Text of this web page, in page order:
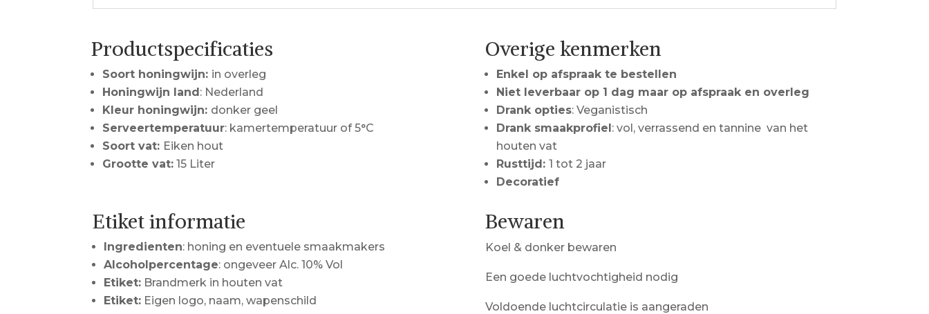
Productspecificaties
Soort honingwijn: in overleg
Honingwijn land: Nederland
Kleur honingwijn: donker geel
Serveertemperatuur: kamertemperatuur of 5°C
Soort vat: Eiken hout
Grootte vat: 15 Liter
Overige kenmerken
Enkel op afspraak te bestellen
Niet leverbaar op 1 dag maar op afspraak en overleg
Drank opties: Veganistisch
Drank smaakprofiel: vol, verrassend en tannine van het
houten vat
Rusttijd: 1 tot 2 jaar
Decoratief
Etiket informatie
Ingredienten: honing en eventuele smaakmakers
Alcoholpercentage: ongeveer Alc. 10% Vol
Etiket: Brandmerk in houten vat
Etiket: Eigen logo, naam, wapenschild
Bewaren
Koel & donker bewaren
Een goede luchtvochtigheid nodig
Voldoende luchtcirculatie is aangeraden